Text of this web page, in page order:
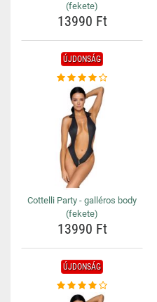
(fekete)
13990 Ft
ÚJDONSÁG
Cottelli Party - galléros body
(fekete)
13990 Ft
ÚJDONSÁG